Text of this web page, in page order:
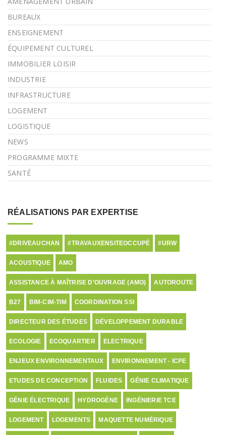
BUREAUX
ENSEIGNEMENT
ÉQUIPEMENT CULTUREL
IMMOBILIER LOISIR
INDUSTRIE
INFRASTRUCTURE
LOGEMENT
LOGISTIQUE
NEWS
PROGRAMME MIXTE
SANTÉ
RÉALISATIONS PAR EXPERTISE
#DRIVEAUCHAN #TRAVAUXENSITEOCCUPÉ #URW
ACOUSTIQUE AMO
ASSISTANCE À MAÎTRISE D’OUVRAGE (AMO) AUTOROUTE
B27 BIM-CIM-TIM COORDINATION SSI
DIRECTEUR DES ÉTUDES DÉVELOPPEMENT DURABLE
ECOLOGIE ECOQUARTIER ELECTRIQUE
ENJEUX ENVIRONNEMENTAUX ENVIRONNEMENT - ICPE
ETUDES DE CONCEPTION FLUIDES GÉNIE CLIMATIQUE
GÉNIE ÉLECTRIQUE HYDROGÈNE INGÉNIERIE TCE
LOGEMENT LOGEMENTS MAQUETTE NUMÉRIQUE